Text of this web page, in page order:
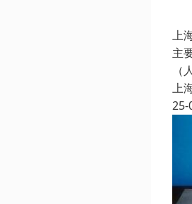
上
主
上
25-